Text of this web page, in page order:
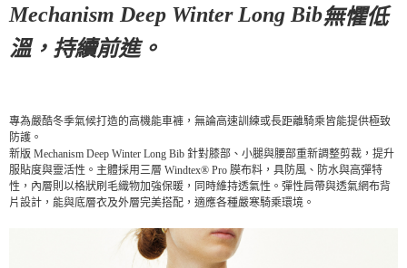
付款後7-11取貨
每筆NT$80，滿NT$10,000(含以上)免運費
Mechanism Deep Winter Long Bib無懼低
溫，持續前進。
專為嚴酷冬季氣候打造的高機能車褲，無論高速訓練或長距離騎乘皆能提供極致
防護。
新版 Mechanism Deep Winter Long Bib 針對膝部、小腿與腰部重新調整剪裁，提升
服貼度與靈活性。 主體採用三層 Windtex® Pro 膜布料，具防風、防水與高彈特
性，內層則以格狀刷毛織物加強保暖，同時維持透氣性。 彈性肩帶與透氣網布背
片設計，能與底層衣及外層完美搭配，適應各種嚴寒騎乘環境。